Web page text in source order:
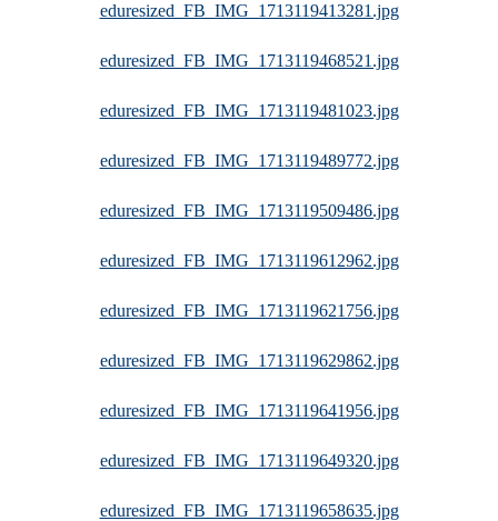
eduresized_FB_IMG_1713119413281.jpg
eduresized_FB_IMG_1713119468521.jpg
eduresized_FB_IMG_1713119481023.jpg
eduresized_FB_IMG_1713119489772.jpg
eduresized_FB_IMG_1713119509486.jpg
eduresized_FB_IMG_1713119612962.jpg
eduresized_FB_IMG_1713119621756.jpg
eduresized_FB_IMG_1713119629862.jpg
eduresized_FB_IMG_1713119641956.jpg
eduresized_FB_IMG_1713119649320.jpg
eduresized_FB_IMG_1713119658635.jpg